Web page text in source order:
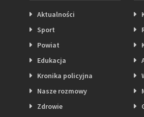
Aktualności
Sport
Powiat
Edukacja
Kronika policyjna
Nasze rozmowy
Zdrowie